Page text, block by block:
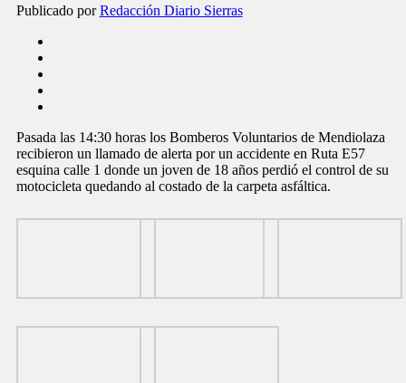
Publicado porRedacción Diario Sierras
Pasada las 14:30 horas los Bomberos Voluntarios de Mendiolaza
recibieron un llamado de alerta por un accidente en Ruta E57
esquina calle 1 donde un joven de 18 años perdió el control de su
motocicleta quedando al costado de la carpeta asfáltica.